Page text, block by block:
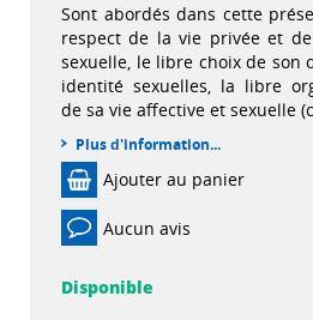
Sont abordés dans cette
respect de la vie privée et
sexuelle, le libre choix de son
identité sexuelles, la libre
de sa vie affective et sexuelle
Plus d'information...
Ajouter au panier
Aucun avis
Disponible